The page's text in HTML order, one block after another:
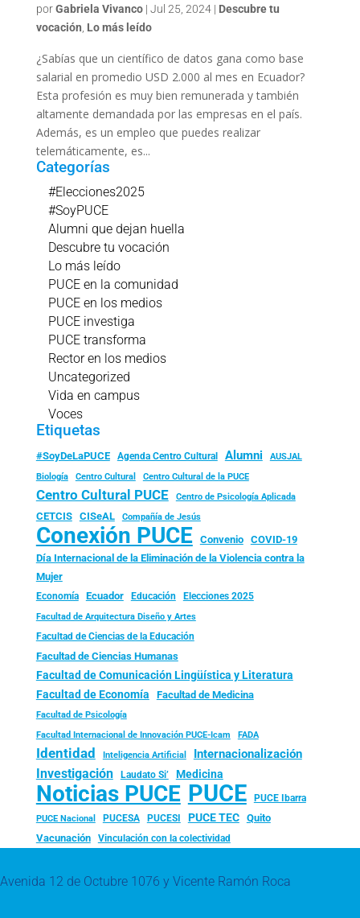
porGabriela Vivanco| Jul 25, 2024| Descubre tu
vocación Lo más leído
¿Sabías que un científico de datos gana como base
salarial en promedio USD 2.000 al mes en Ecuador?
Esta profesión es muy bien remunerada y también
altamente demandada por las empresas en el país.
Además, es un empleo que puedes realizar
telemáticamente, es...
Categorías
#Elecciones2025
#SoyPUCE
Alumni que dejan huella
Descubre tu vocación
Lo más leído
PUCE en la comunidad
PUCE en los medios
PUCE investiga
PUCE transforma
Rector en los medios
Uncategorized
Vida en campus
Voces
Etiquetas
#SoyDeLaPUCE Agenda Centro Cultural Alumni
AUSJAL
Biología
Centro Cultural Centro Cultural de la PUCE
Centro Cultural PUCE Centro de Psicología Aplicada
CETCIS CISeAL Compañía de Jesús
Conexión PUCE Convenio
COVID-19
Día Internacional de la Eliminación de la Violencia contra la
Mujer
Economía Ecuador Educación Elecciones 2025
Facultad de Arquitectura Diseño y Artes
Facultad de Ciencias de la Educación
Facultad de Ciencias Humanas
Facultad de Comunicación Lingüística y Literatura
Facultad de Economía Facultad de Medicina
Facultad de Psicología
Facultad Internacional de Innovación PUCE-Icam FADA
Identidad Inteligencia Artificial Internacionalización
Investigación Laudato Si’ Medicina
Noticias PUCE PUCE PUCE Ibarra
PUCE Nacional PUCESA PUCESI PUCE TEC
Quito
Vacunación
Vinculación con la colectividad
Avenida 12 de Octubre 1076 y Vicente Ramón Roca